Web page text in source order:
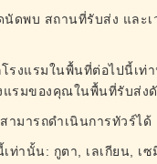
ดพบ สถานที่รับส่ง และเ
รงแรมในพื้นที่ต่อไปนี้เ
แรมของคุณในพื้นที่รับส่ง
ามารถดำเนินการทัวร์ได้
ท่านั้น: กูตา, เลเกียน,